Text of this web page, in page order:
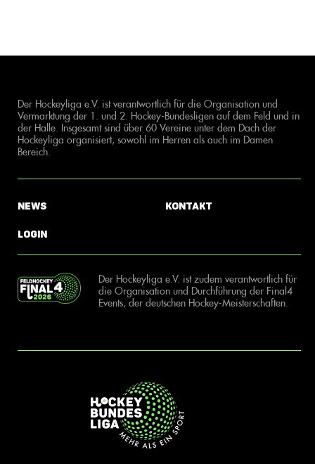
Der Hockeyliga e.V. ist verantwortlich für die Organisation und
Vermarktung der 1. und 2. Hockey-Bundesligen auf dem Feld und in
der Halle. Insgesamt sind über 60 Vereine unter dem Dach der
Hockeyliga organisiert, sowohl im Herren als auch im Damen
Bereich.
News
Login
Kontakt
Der Hockeyliga e.V. ist zudem verantwortlich für
die Organisation und Durchführung der Final4
Events, der deutschen Hockey-Meisterschaften.